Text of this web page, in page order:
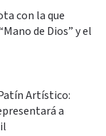
con la que
de Dios” y el
Artístico:
a